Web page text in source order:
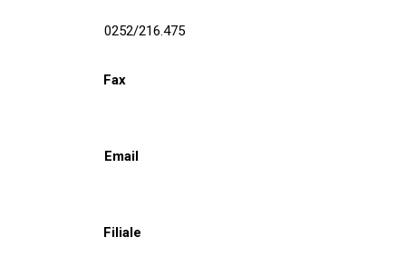
0252/216.475
Fax
Email
Filiale